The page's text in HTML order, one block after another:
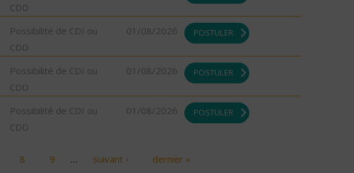
CDD
Possibilité de CDI ou
CDD
01/08/2026 POSTULER
Possibilité de CDI ou
CDD
01/08/2026 POSTULER
Possibilité de CDI ou
CDD
01/08/2026 POSTULER
8 9 … suivant › dernier »